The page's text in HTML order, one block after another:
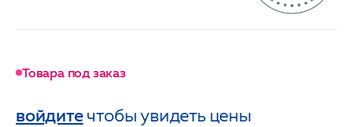
Товара под заказ
войдитечтобы увидеть цены